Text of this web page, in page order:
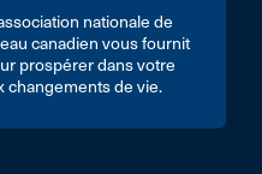
nationale de
canadien vous fournit
prospérer dans votre
changements de vie.